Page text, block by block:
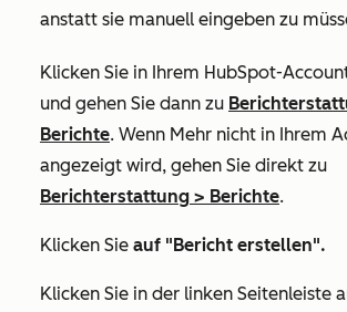
anstatt sie manuell eingeben zu
Klicken Sie in Ihrem HubSpot-
und gehen Sie dann zu
Berichte. Wenn Mehr nicht in Ihrem
angezeigt wird, gehen Sie direkt zu
Berichterstattung > Berichte.
Klicken Sie auf "Bericht erstellen".
Klicken Sie in der linken Seitenleiste